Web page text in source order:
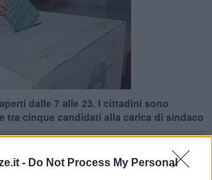
- Do Not Process My Personal
dalle 7 alle 23. I cittadini sono
tra cinque candidati alla carica di sindaco